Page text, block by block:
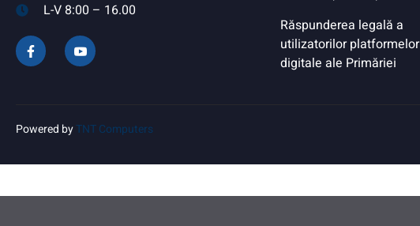
L-V 8:00 – 16.00
Răspunderea legală a
utilizatorilor platformelor
digitale ale Primăriei
Powered byTNT Computers